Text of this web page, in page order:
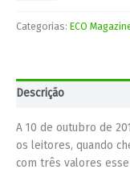
Categorias: ECO
Descrição
A 10 de outubro de
os leitores, quando
com três valores